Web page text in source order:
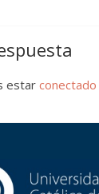
estar conectado